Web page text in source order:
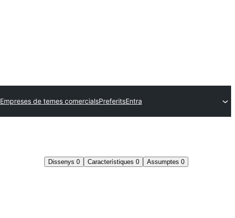
Empreses de temes comercialsPreferitsEntra
Dissenys 0 Característiques 0 Assumptes 0